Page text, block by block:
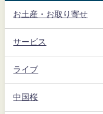
お土産・お取り寄せ
サービス
ライブ
中国桜